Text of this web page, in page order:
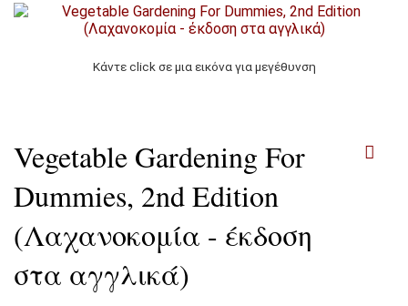
Κάντε click σε μια εικόνα για μεγέθυνση
Vegetable Gardening For
Dummies, 2nd Edition
(Λαχανοκομία - έκδοση
στα αγγλικά)